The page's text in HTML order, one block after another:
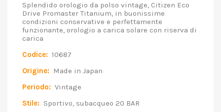
Splendido orologio da polso vintage, Citizen Eco
Drive Promaster Titanium, in buonissime
condizioni conservative e perfettamente
funzionante, orologio a carica solare con riserva di
carica
Codice: 10687
Origine: Made in Japan
Periodo: Vintage
Stile: Sportivo, subacqueo 20 BAR